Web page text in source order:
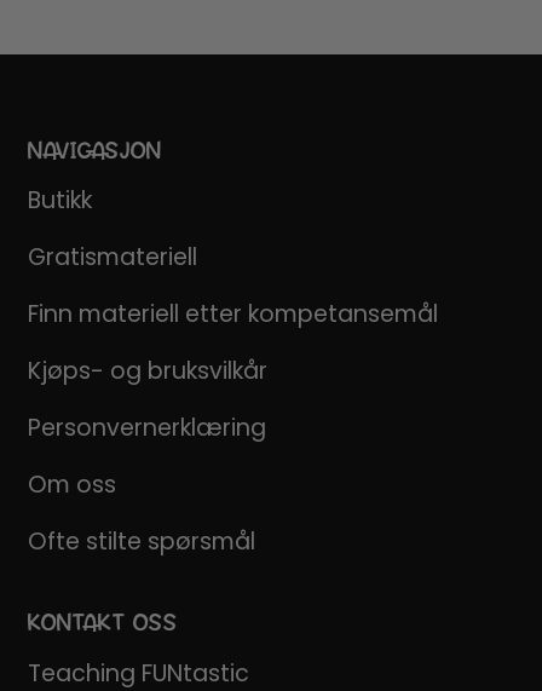
NAVIGASJON
Butikk
Gratismateriell
Finn materiell etter kompetansemål
Kjøps- og bruksvilkår
Personvernerklæring
Om oss
Ofte stilte spørsmål
KONTAKT OSS
Teaching FUNtastic